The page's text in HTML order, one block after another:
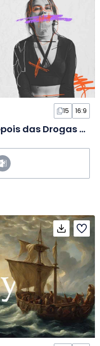
15 16:9
Meme Grunge Antes e Depois das Drogas em Slides